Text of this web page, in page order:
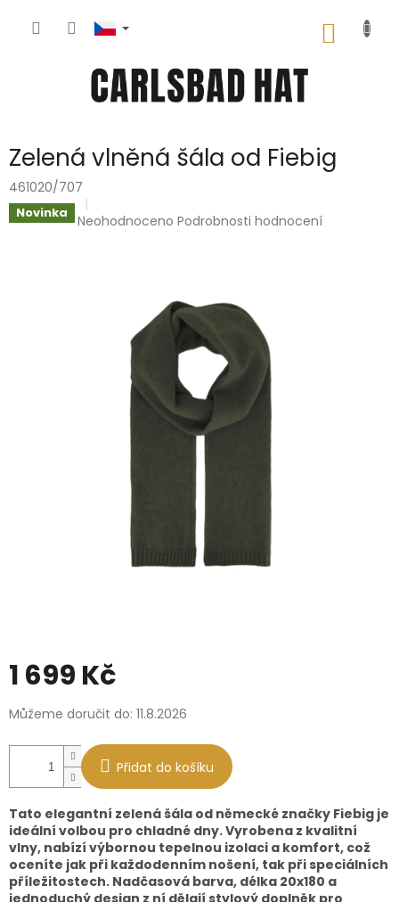
Zelená vlněná šála od Fiebig
461020/707
Novinka
Průměrné
hvězdiček.
Neohodnoceno Podrobnosti hodnocení
1 699 Kč
Měrná
cena:
Můžeme doručit do: 11.8.2026
Přidat do košíku
Tato elegantní zelená šála od německé značky Fiebig je
ideální volbou pro chladné dny. Vyrobena z kvalitní
vlny, nabízí výbornou tepelnou izolaci a komfort, což
oceníte jak při každodenním nošení, tak při speciálních
příležitostech. Nadčasová barva, délka 20x180 a